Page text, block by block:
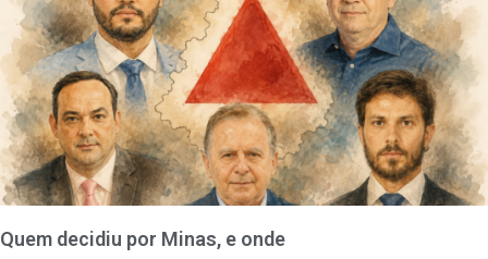
Quem decidiu por Minas, e onde